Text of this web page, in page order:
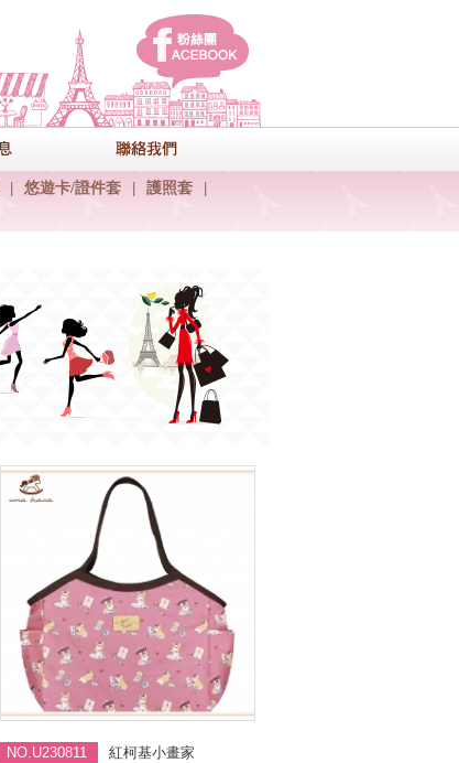
悠遊卡/證件套 護照套
NO.U230811 紅柯基小畫家